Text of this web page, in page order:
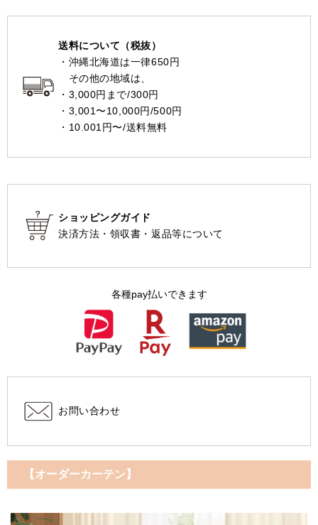
送料について（税抜）
・沖縄北海道は一律650円
その他の地域は、
・3,000円まで/300円
・3,001〜10,000円/500円
・10.001円〜/送料無料
ショッピングガイド
決済方法・領収書・返品等について
各種pay払いできます
お問い合わせ
【オーダーカーテン】